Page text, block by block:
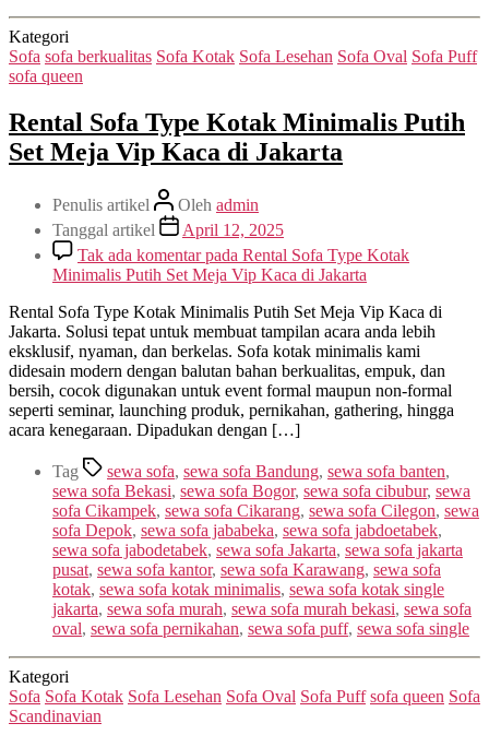
Kategori
Sofa sofa berkualitas Sofa Kotak Sofa Lesehan Sofa Oval Sofa Puff
sofa queen
Rental Sofa Type Kotak Minimalis Putih
Set Meja Vip Kaca di Jakarta
Penulis artikel Oleh admin
Tanggal artikel
April 12, 2025
Tak ada komentarpada Rental Sofa Type Kotak
Minimalis Putih Set Meja Vip Kaca di Jakarta
Rental Sofa Type Kotak Minimalis Putih Set Meja Vip Kaca di
Jakarta. Solusi tepat untuk membuat tampilan acara anda lebih
eksklusif, nyaman, dan berkelas. Sofa kotak minimalis kami
didesain modern dengan balutan bahan berkualitas, empuk, dan
bersih, cocok digunakan untuk event formal maupun non-formal
seperti seminar, launching produk, pernikahan, gathering, hingga
acara kenegaraan. Dipadukan dengan […]
Tag sewa sofa, sewa sofa Bandung, sewa sofa banten,
sewa sofa Bekasi, sewa sofa Bogor, sewa sofa cibubur, sewa
sofa Cikampek, sewa sofa Cikarang, sewa sofa Cilegon, sewa
sofa Depok, sewa sofa jababeka, sewa sofa jabdoetabek,
sewa sofa jabodetabek, sewa sofa Jakarta, sewa sofa jakarta
pusat, sewa sofa kantor, sewa sofa Karawang, sewa sofa
kotak, sewa sofa kotak minimalis, sewa sofa kotak single
jakarta, sewa sofa murah, sewa sofa murah bekasi, sewa sofa
oval, sewa sofa pernikahan, sewa sofa puff, sewa sofa single
Kategori
Sofa Sofa Kotak Sofa Lesehan Sofa Oval Sofa Puff sofa queen Sofa
Scandinavian